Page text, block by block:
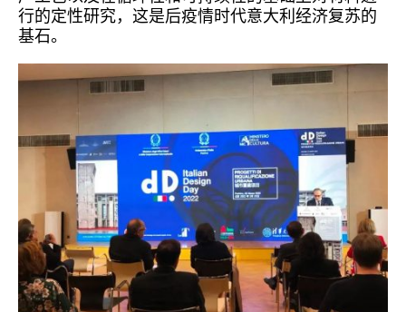
行的定性研究，这是后疫情时代意大利经济复苏的
基石。